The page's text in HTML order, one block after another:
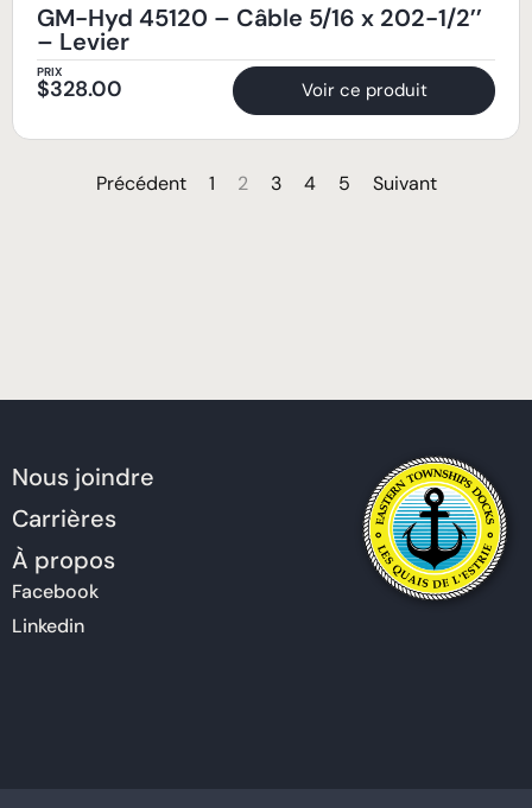
GM-Hyd 45120 – Câble 5/16 x 202-1/2’’
– Levier
PRIX
$328.00 Voir ce produit
Précédent 1 2 3 4 5 Suivant
Nous joindre
Carrières
À propos
Facebook
Linkedin